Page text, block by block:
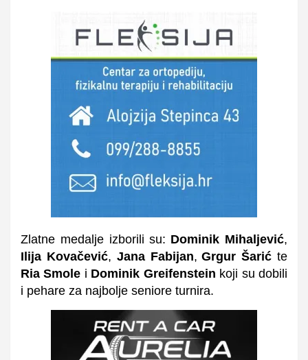
Zlatne medalje izborili su: Dominik Mihaljević,
Ilija Kovačević, Jana Fabijan, Grgur Šarić te
Ria Smole i Dominik Greifenstein koji su dobili
i pehare za najbolje seniore turnira.